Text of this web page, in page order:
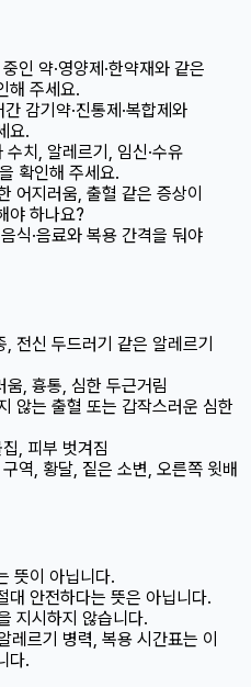
인 약·영양제·한약재와 같은
해 주세요.
감기약·진통제·복합제와
요.
치, 알레르기, 임신·수유
확인해 주세요.
어지러움, 출혈 같은 증상이
야 하나요?
식·음료와 복용 간격을 둬야
, 전신 두드러기 같은 알레르기
, 흉통, 심한 두근거림
않는 출혈 또는 갑작스러운 심한
, 피부 벗겨짐
역, 황달, 짙은 소변, 오른쪽 윗배
뜻이 아닙니다.
대 안전하다는 뜻은 아닙니다.
지시하지 않습니다.
레르기 병력, 복용 시간표는 이
다.